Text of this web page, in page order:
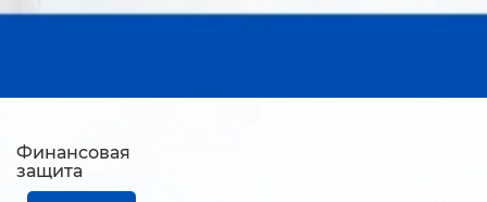
Финансовая
защита